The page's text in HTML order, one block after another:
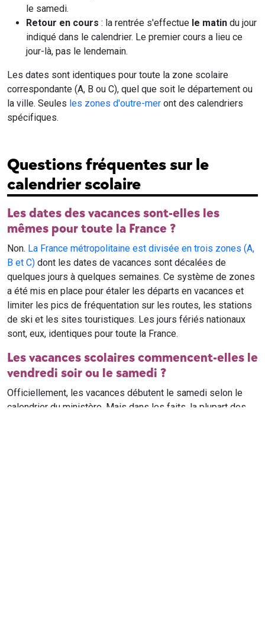
le samedi.
Retour en cours : la rentrée s'effectue le matin du jour
indiqué dans le calendrier. Le premier cours a lieu ce
jour-là, pas le lendemain.
Les dates sont identiques pour toute la zone scolaire
correspondante (A, B ou C), quel que soit le département ou
la ville. Seules les zones d'outre-mer ont des calendriers
spécifiques.
Questions fréquentes sur le
calendrier scolaire
Les dates des vacances sont-elles les
mêmes pour toute la France ?
Non. La France métropolitaine est divisée en trois zones (A,
B et C) dont les dates de vacances sont décalées de
quelques jours à quelques semaines. Ce système de zones
a été mis en place pour étaler les départs en vacances et
limiter les pics de fréquentation sur les routes, les stations
de ski et les sites touristiques. Les jours fériés nationaux
sont, eux, identiques pour toute la France.
Les vacances scolaires commencent-elles le
vendredi soir ou le samedi ?
Officiellement, les vacances débutent le samedi selon le
calendrier du ministère. Mais dans les faits, la plupart des